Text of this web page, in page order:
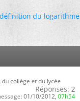
du logarithme
collège et du lycée
Réponses: 2
01/10/2012, 07h54